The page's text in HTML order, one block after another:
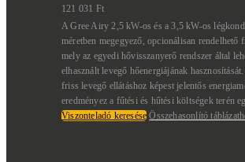
121 031 Ft
A Gree Airy 2,5 kW-os és a 3,5 kW-os
méretben megegyező, opcionálisan rendelhető
mely az egyedi hővisszanyerő rendszer által
elhasznált levegő hőenergiájának
friss levegő ellátáshoz képest jelentős
eredményez a fűtési és hűtési költségek terén
Viszonteladó keresése Összehasonlító